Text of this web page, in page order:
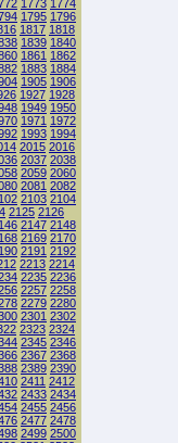
1773 1774
1795 1796
1817 1818
1839 1840
1861 1862
1883 1884
1905 1906
1927 1928
1949 1950
1971 1972
1993 1994
2015 2016
2037 2038
2059 2060
2081 2082
2103 2104
2125 2126
2147 2148
2169 2170
2191 2192
2213 2214
2235 2236
2257 2258
2279 2280
2301 2302
2323 2324
2345 2346
2367 2368
2389 2390
2411 2412
2433 2434
2455 2456
2477 2478
2499 2500